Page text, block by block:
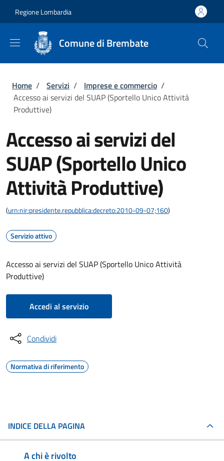
Regione Lombardia
Comune di Brembate
Briciole di pane
Home / Servizi / Imprese e commercio /
Accesso ai servizi del SUAP (Sportello Unico Attività
Produttive)
Accesso ai servizi del
SUAP (Sportello Unico
Attività Produttive)
(urn:nir:presidente.repubblica:decreto:2010-09-07;160)
Servizio attivo
Accesso ai servizi del SUAP (Sportello Unico Attività
Produttive)
Accedi al servizio
Condividi
Normativa di riferimento
INDICE DELLA PAGINA
A chi è rivolto